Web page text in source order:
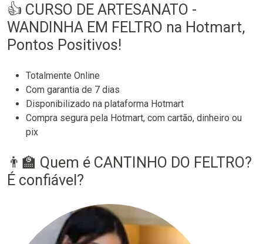
👍 CURSO DE ARTESANATO -
WANDINHA EM FELTRO na Hotmart,
Pontos Positivos!
Totalmente Online
Com garantia de 7 dias
Disponibilizado na plataforma Hotmart
Compra segura pela Hotmart, com cartão, dinheiro ou
pix
👨‍🏫 Quem é CANTINHO DO FELTRO?
É confiável?